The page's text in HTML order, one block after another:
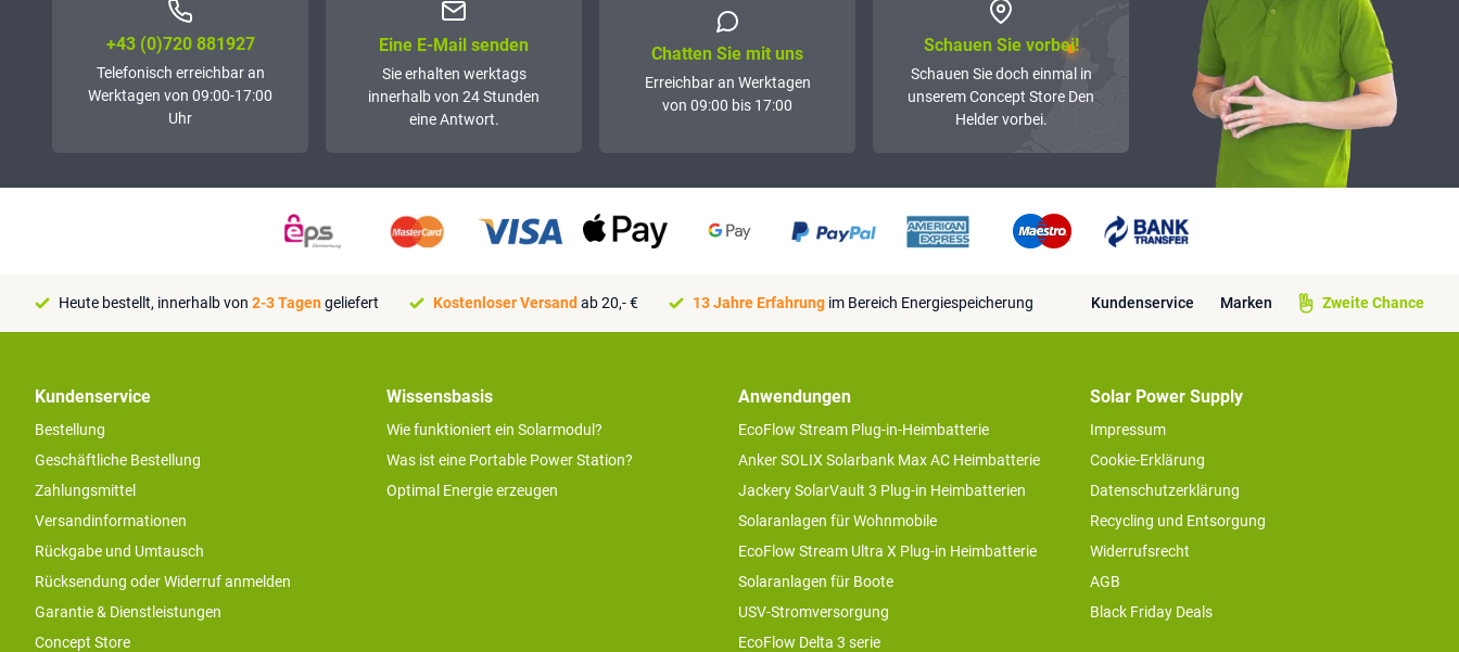
+43 (0)72­0 881927
Telefonisch erreichbar an
Werktagen von 09:00-17:00
Uhr
Eine E-Mail senden
Sie erhalten werktags
innerhalb von 24 Stunden
eine Antwort.
Chatten Sie mit uns
Erreichbar an Werktagen
von 09:00 bis 17:00
Schauen Sie vorbei!
Schauen Sie doch einmal in
unserem Concept Store Den
Helder vorbei.
Heute bestellt, innerhalb von 2-3 Tagengeliefert Kostenloser Versand ab 20,- € 13 Jahre Erfahrung im Bereich Energiespeicherung Kundenservice Marken Zweite Chance
Kundenservice
Bestellung
Geschäftliche Bestellung
Zahlungsmittel
Versandinformationen
Rückgabe und Umtausch
Rücksendung oder Widerruf anmelden
Garantie & Dienstleistungen
Concept Store
Wissensbasis
Wie funktioniert ein Solarmodul?
Was ist eine Portable Power Station?
Optimal Energie erzeugen
Anwendungen
EcoFlow Stream Plug-in-Heimbatterie
Anker SOLIX Solarbank Max AC Heimbatterie
Jackery SolarVault 3 Plug-in Heimbatterien
Solaranlagen für Wohnmobile
EcoFlow Stream Ultra X Plug-in Heimbatterie
Solaranlagen für Boote
USV-Stromversorgung
EcoFlow Delta 3 serie
Solar Power Supply
Impressum
Cookie-Erklärung
Datenschutzerklärung
Recycling und Entsorgung
Widerrufsrecht
AGB
Black Friday Deals